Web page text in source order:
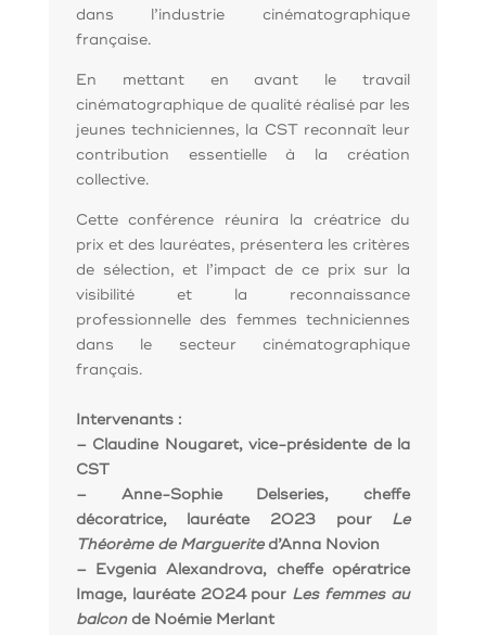
dans l’industrie cinématographique
française.
En mettant en avant le travail
cinématographique de qualité réalisé par les
jeunes techniciennes, la CST reconnaît leur
contribution essentielle à la création
collective.
Cette conférence réunira la créatrice du
prix et des lauréates, présentera les critères
de sélection, et l’impact de ce prix sur la
visibilité et la reconnaissance
professionnelle des femmes techniciennes
dans le secteur cinématographique
français.
Intervenants :
– Claudine Nougaret, vice-présidente de la
CST
– Anne-Sophie Delseries, cheffe
décoratrice, lauréate 2023 pour Le
Théorème de Marguerited’Anna Novion
– Evgenia Alexandrova, cheffe opératrice
Image, lauréate 2024 pour Les femmes au
balconde Noémie Merlant